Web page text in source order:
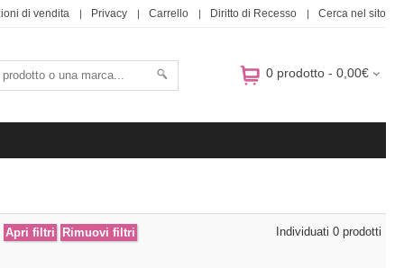
di vendita Privacy Carrello Diritto di Recesso Cerca nel sito
0 prodotto - 0,00€
Individuati 0 prodotti